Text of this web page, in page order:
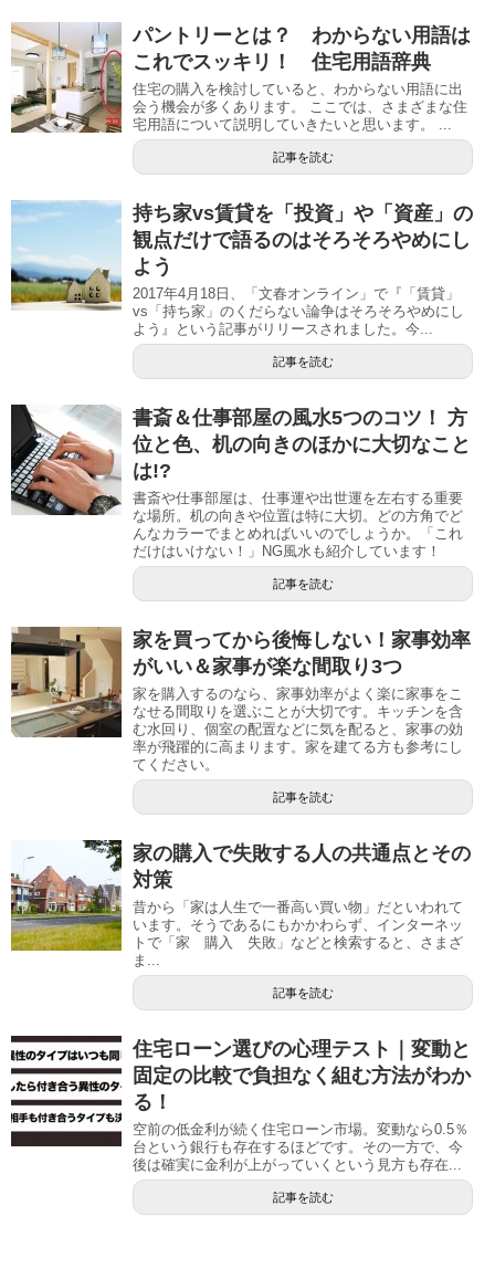
パントリーとは？ わからない用語は
これでスッキリ！ 住宅用語辞典
住宅の購入を検討していると、わからない用語に出
会う機会が多くあります。 ここでは、さまざまな住
宅用語について説明していきたいと思います。 ...
記事を読む
持ち家vs賃貸を「投資」や「資産」の
観点だけで語るのはそろそろやめにし
よう
2017年4月18日、「文春オンライン」で『「賃貸」
vs「持ち家」のくだらない論争はそろそろやめにし
よう』という記事がリリースされました。今...
記事を読む
書斎＆仕事部屋の風水5つのコツ！ 方
位と色、机の向きのほかに大切なこと
は!?
書斎や仕事部屋は、仕事運や出世運を左右する重要
な場所。机の向きや位置は特に大切。どの方角でど
んなカラーでまとめればいいのでしょうか。「これ
だけはいけない！」NG風水も紹介しています！
記事を読む
家を買ってから後悔しない！家事効率
がいい＆家事が楽な間取り3つ
家を購入するのなら、家事効率がよく楽に家事をこ
なせる間取りを選ぶことが大切です。キッチンを含
む水回り、個室の配置などに気を配ると、家事の効
率が飛躍的に高まります。家を建てる方も参考にし
てください。
記事を読む
家の購入で失敗する人の共通点とその
対策
昔から「家は人生で一番高い買い物」だといわれて
います。そうであるにもかかわらず、インターネッ
トで「家 購入 失敗」などと検索すると、さまざ
ま...
記事を読む
住宅ローン選びの心理テスト｜変動と
固定の比較で負担なく組む方法がわか
る！
空前の低金利が続く住宅ローン市場。変動なら0.5％
台という銀行も存在するほどです。その一方で、今
後は確実に金利が上がっていくという見方も存在...
記事を読む